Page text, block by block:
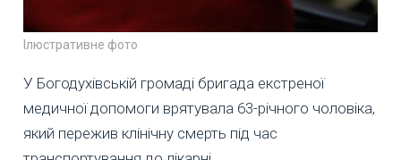
Ілюстративне фото
У Богодухівській громаді бригада екстреної
медичної допомоги врятувала 63-річного чоловіка,
який пережив клінічну смерть під час